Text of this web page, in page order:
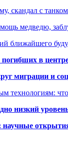
скандал с
медведю,
ближайшего
погибших в
миграции и
технологиям:
низкий